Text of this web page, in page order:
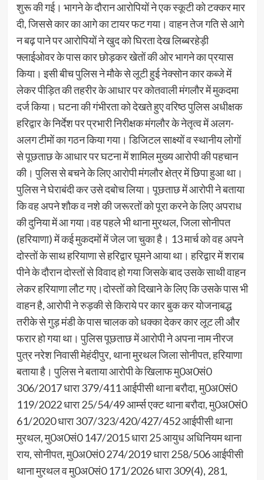
शुरू की गई। भागने के दौरान आरोपियों ने एक स्कूटी को टक्कर मार
दी, जिससे कार का आगे का टायर फट गया। वाहन तेज गति से आगे
न बढ़ पाने पर आरोपियों ने खुद को घिरता देख लिब्बरहेड़ी
फ्लाईओवर के पास कार छोड़कर खेतों की ओर भागने का प्रयास
किया। इसी बीच पुलिस ने मौके से लूटी हुई नेक्सोन कार कब्जे में
लेकर पीड़ित की तहरीर के आधार पर कोतवाली मंगलौर में मुकदमा
दर्ज किया। घटना की गंभीरता को देखते हुए वरिष्ठ पुलिस अधीक्षक
हरिद्वार के निर्देश पर प्रभारी निरीक्षक मंगलौर के नेतृत्व में अलग-
अलग टीमों का गठन किया गया। डिजिटल साक्ष्यों व स्थानीय लोगों
से पूछताछ के आधार पर घटना में शामिल मुख्य आरोपी की पहचान
की। पुलिस से बचने के लिए आरोपी मंगलौर क्षेत्र में छिपा हुआ था।
पुलिस ने घेराबंदी कर उसे दबोच लिया। पूछताछ में आरोपी ने बताया
कि वह अपने शौक व नशे की जरूरतों को पूरा करने के लिए अपराध
की दुनिया में आ गया।वह पहले भी थाना मुरथल, जिला सोनीपत
(हरियाणा) में कई मुकदमों में जेल जा चुका है। 13 मार्च को वह अपने
दोस्तों के साथ हरियाणा से हरिद्वार घूमने आया था। हरिद्वार में शराब
पीने के दौरान दोस्तों से विवाद हो गया जिसके बाद उसके साथी वाहन
लेकर हरियाणा लौट गए।दोस्तों को दिखाने के लिए कि उसके पास भी
वाहन है, आरोपी ने रुड़की से किराये पर कार बुक कर योजनाबद्ध
तरीके से गुड़ मंडी के पास चालक को धक्का देकर कार लूट ली और
फरार हो गया था। पुलिस पूछताछ में आरोपी ने अपना नाम नीरज
पुत्र नरेश निवासी मेहंदीपुर, थाना मुरथल जिला सोनीपत, हरियाणा
बताया है। पुलिस ने बताया आरोपी के खिलाफ मु0अ0सं0
306/2017 धारा 379/411 आईपीसी थाना बरौदा, मु0अ0सं0
119/2022 धारा 25/54/49 आर्म्स एक्ट थाना बरौदा, मु0अ0सं0
61/2020 धारा 307/323/420/427/452 आईपीसी थाना
मुरथल, मु0अ0सं0 147/2015 धारा 25 आयुध अधिनियम थाना
राय, सोनीपत, मु0अ0सं0 274/2019 धारा 258/506 आईपीसी
थाना मुरथल व मु0अ0सं0 171/2026 धारा 309(4), 281,